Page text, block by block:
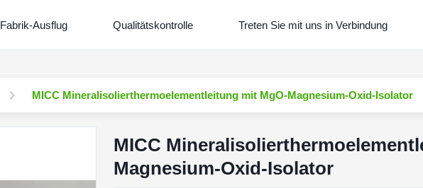
Fabrik-Ausflug Qualitätskontrolle Treten Sie mit uns in Verbindung
MICC Mineralisolierthermoelementleitung mit MgO-Magnesium-Oxid-Isolator
MICC
Magnesium-Oxid-Isolator